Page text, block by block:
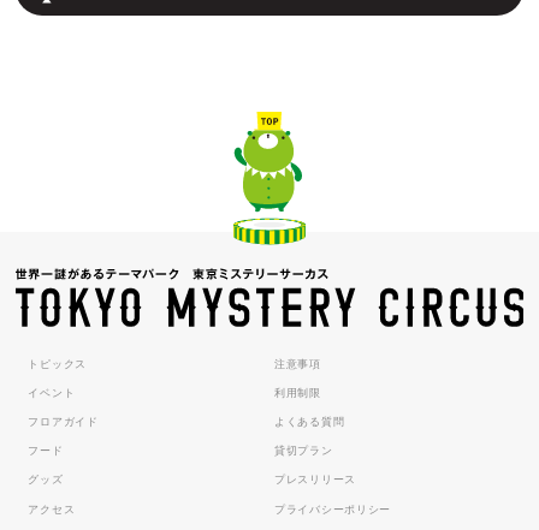
トピックス
イベント
フロアガイド
フード
グッズ
アクセス
注意事項
利用制限
よくある質問
貸切プラン
プレスリリース
プライバシーポリシー